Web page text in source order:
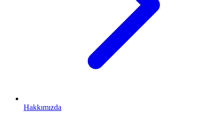
Hakkımızda